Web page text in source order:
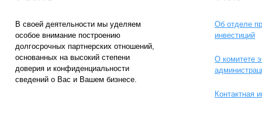
В своей деятельности мы уделяем
особое внимание построению
долгосрочных партнерских отношений,
основанных на высокий степени
доверия и конфиденциальности
сведений о Вас и Вашем бизнесе.
Об отделе
инвестиций
О комитете
Контактная